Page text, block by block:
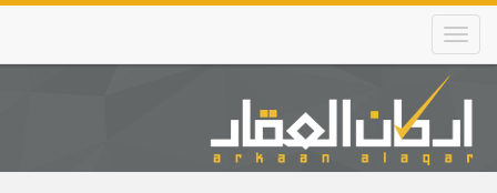
Skip
main
content
Main
navigation